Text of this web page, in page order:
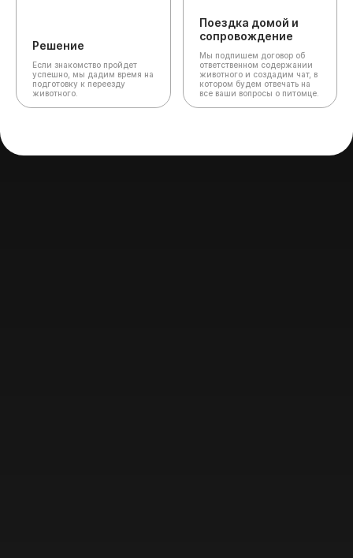
Решение
Если знакомство пройдет
успешно, мы дадим время на
подготовку к переезду
животного.
Поездка домой и
сопровождение
Мы подпишем договор об
ответственном содержании
животного и создадим чат, в
котором будем отвечать на
все ваши вопросы о питомце.